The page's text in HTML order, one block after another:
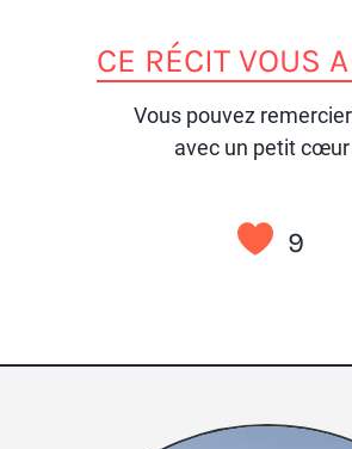
CE RÉCIT VOUS
Vous pouvez remercier
avec un petit cœur
9